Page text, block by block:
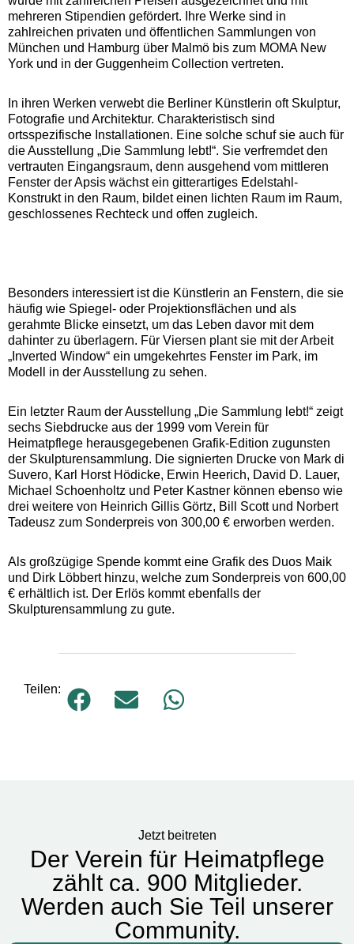
mehreren Stipendien gefördert. Ihre Werke sind in
zahlreichen privaten und öffentlichen Sammlungen von
München und Hamburg über Malmö bis zum MOMA New
York und in der Guggenheim Collection vertreten.
In ihren Werken verwebt die Berliner Künstlerin oft Skulptur,
Fotografie und Architektur. Charakteristisch sind
ortsspezifische Installationen. Eine solche schuf sie auch für
die Ausstellung „Die Sammlung lebt!“. Sie verfremdet den
vertrauten Eingangsraum, denn ausgehend vom mittleren
Fenster der Apsis wächst ein gitterartiges Edelstahl-
Konstrukt in den Raum, bildet einen lichten Raum im Raum,
geschlossenes Rechteck und offen zugleich.
Besonders interessiert ist die Künstlerin an Fenstern, die sie
häufig wie Spiegel- oder Projektionsflächen und als
gerahmte Blicke einsetzt, um das Leben davor mit dem
dahinter zu überlagern. Für Viersen plant sie mit der Arbeit
„Inverted Window“ ein umgekehrtes Fenster im Park, im
Modell in der Ausstellung zu sehen.
Ein letzter Raum der Ausstellung „Die Sammlung lebt!“ zeigt
sechs Siebdrucke aus der 1999 vom Verein für
Heimatpflege herausgegebenen Grafik-Edition zugunsten
der Skulpturensammlung. Die signierten Drucke von Mark di
Suvero, Karl Horst Hödicke, Erwin Heerich, David D. Lauer,
Michael Schoenholtz und Peter Kastner können ebenso wie
drei weitere von Heinrich Gillis Görtz, Bill Scott und Norbert
Tadeusz zum Sonderpreis von 300,00 € erworben werden.
Als großzügige Spende kommt eine Grafik des Duos Maik
und Dirk Löbbert hinzu, welche zum Sonderpreis von 600,00
€ erhältlich ist. Der Erlös kommt ebenfalls der
Skulpturensammlung zu gute.
Teilen:
Jetzt beitreten
Der Verein für Heimatpflege
zählt ca. 900 Mitglieder.
Werden auch Sie Teil unserer
Community.